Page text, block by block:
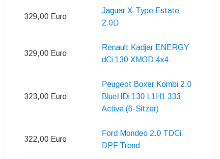
329,00 Euro
Jaguar X-Type Estate
2.0D
329,00 Euro
Renault Kadjar ENERGY
dCi 130 XMOD 4x4
323,00 Euro
Peugeot Boxer Kombi 2.0
BlueHDi 130 L1H1 333
Active (6-Sitzer)
322,00 Euro
Ford Mondeo 2.0 TDCi
DPF Trend